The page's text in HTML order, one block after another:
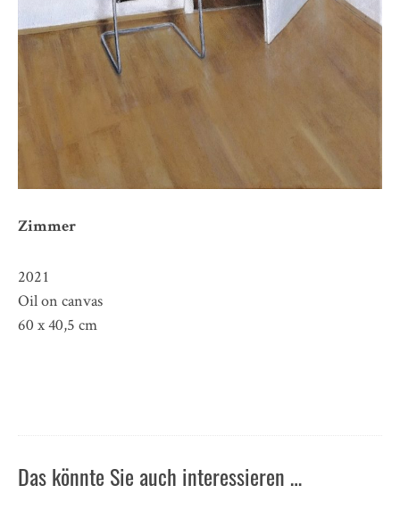
Zimmer
2021
Oil on canvas
60 x 40,5 cm
Das könnte Sie auch interessieren …